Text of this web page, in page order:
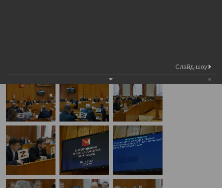
Слайд-шоу: